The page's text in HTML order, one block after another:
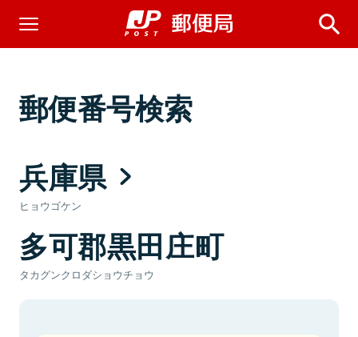
郵便番号検索
兵庫県
ヒョウゴケン
多可郡黒田庄町
タカグンクロダショウチョウ